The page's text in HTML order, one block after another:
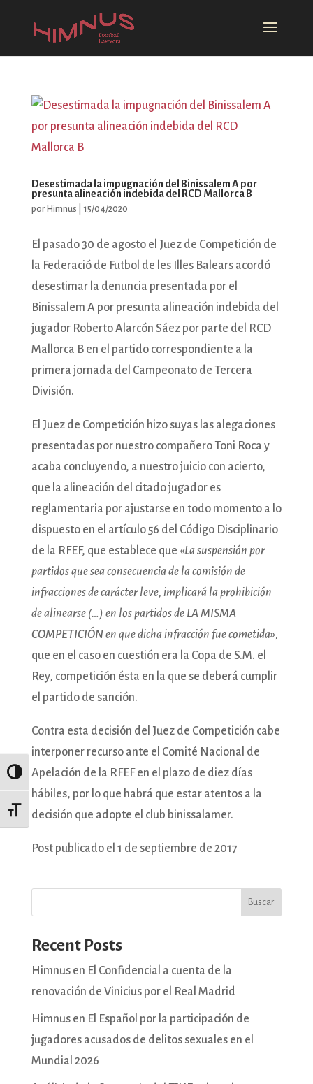
Alternar alto contraste
Alternar tamaño de letra
Desestimada la impugnación del Binissalem A por
presunta alineación indebida del RCD Mallorca B
por Himnus 15/04/2020
El pasado 30 de agosto el Juez de Competición de
la Federació de Futbol de les Illes Balears acordó
desestimar la denuncia presentada por el
Binissalem A por presunta alineación indebida del
jugador Roberto Alarcón Sáez por parte del RCD
Mallorca B en el partido correspondiente a la
primera jornada del Campeonato de Tercera
División.
El Juez de Competición hizo suyas las alegaciones
presentadas por nuestro compañero Toni Roca y
acaba concluyendo, a nuestro juicio con acierto,
que la alineación del citado jugador es
reglamentaria por ajustarse en todo momento a lo
dispuesto en el artículo 56 del Código Disciplinario
de la RFEF, que establece que «La suspensión por
partidos que sea consecuencia de la comisión de
infracciones de carácter leve, implicará la prohibición
de alinearse (…) en los partidos de LA MISMA
COMPETICIÓN en que dicha infracción fue cometida»,
que en el caso en cuestión era la Copa de S.M. el
Rey, competición ésta en la que se deberá cumplir
el partido de sanción.
Contra esta decisión del Juez de Competición cabe
interponer recurso ante el Comité Nacional de
Apelación de la RFEF en el plazo de diez días
hábiles, por lo que habrá que estar atentos a la
decisión que adopte el club binissalamer.
Post publicado el 1 de septiembre de 2017
Buscar
Recent Posts
Himnus en El Confidencial a cuenta de la
renovación de Vinicius por el Real Madrid
Himnus en El Español por la participación de
jugadores acusados de delitos sexuales en el
Mundial 2026